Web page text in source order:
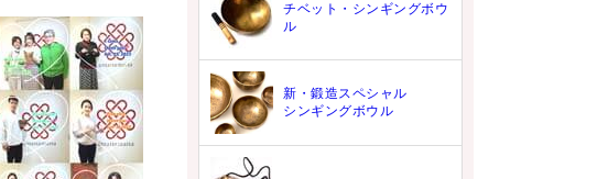
チベット・シンギングボウ
ル
新・鍛造スペシャル
シンギングボウル